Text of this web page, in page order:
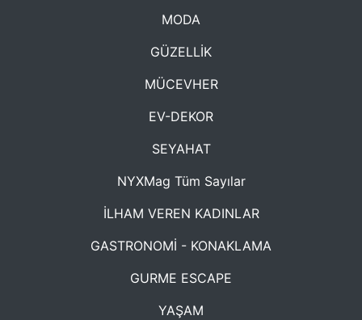
MODA
GÜZELLİK
MÜCEVHER
EV-DEKOR
SEYAHAT
NYXMag Tüm Sayılar
İLHAM VEREN KADINLAR
GASTRONOMİ - KONAKLAMA
GURME ESCAPE
YAŞAM